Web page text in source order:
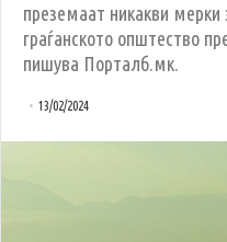
преземаат никакви
граѓанското општество
пишува Порталб.мк.
13/02/2024